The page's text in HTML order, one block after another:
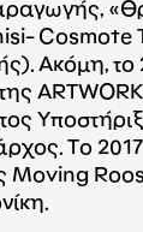
Cosmote
Ακόμη, το
Tο 2017
Moving